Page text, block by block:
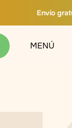
Envío
MENÚ